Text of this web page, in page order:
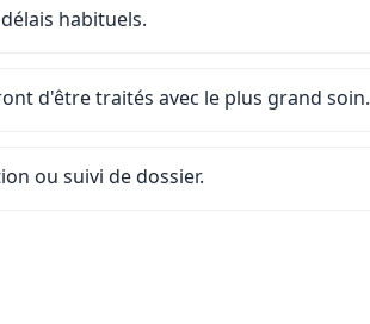
habituels.
d'être traités avec le plus grand soin.
ou suivi de dossier.